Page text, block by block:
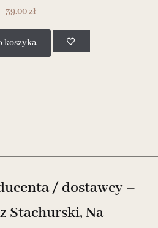
39.00zł
koszyka
/ dostawcy –
Stachurski, Na